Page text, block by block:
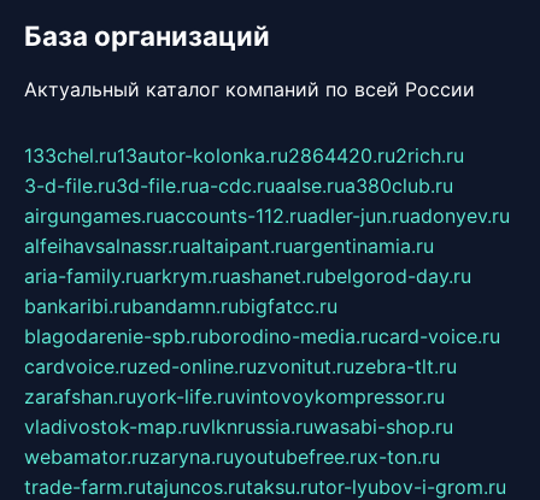
База организаций
Актуальный каталог компаний по всей России
133chel.ru13autor-kolonka.ru2864420.ru2rich.ru
3-d-file.ru3d-file.rua-cdc.ruaalse.rua380club.ru
airgungames.ruaccounts-112.ruadler-jun.ruadonyev.ru
alfeihavsalnassr.rualtaipant.ruargentinamia.ru
aria-family.ruarkrym.ruashanet.rubelgorod-day.ru
bankaribi.rubandamn.rubigfatcc.ru
blagodarenie-spb.ruborodino-media.rucard-voice.ru
cardvoice.ruzed-online.ruzvonitut.ruzebra-tlt.ru
zarafshan.ruyork-life.ruvintovoykompressor.ru
vladivostok-map.ruvlknrussia.ruwasabi-shop.ru
webamator.ruzaryna.ruyoutubefree.rux-ton.ru
trade-farm.rutajuncos.rutaksu.rutor-lyubov-i-grom.ru